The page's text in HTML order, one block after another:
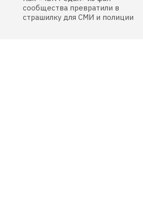
сообщества превратили в
страшилку для СМИ и полиции